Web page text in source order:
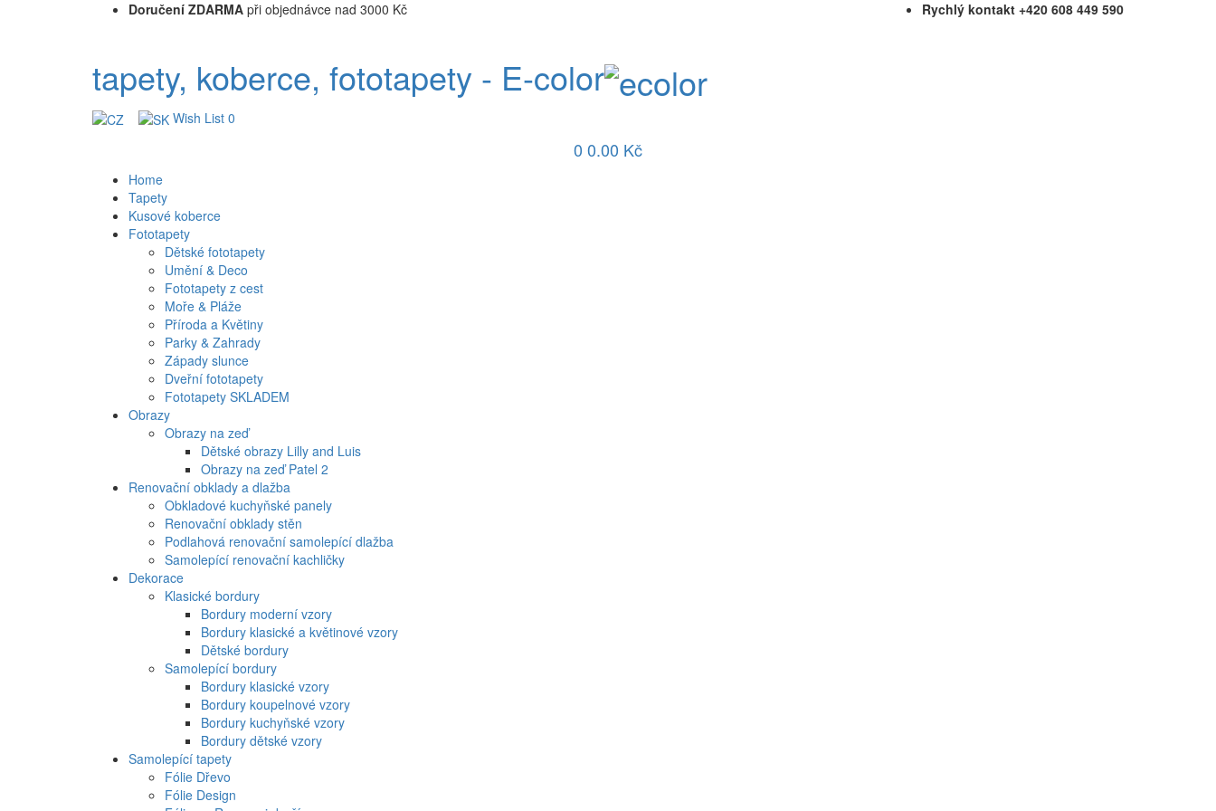
Doručení ZDARMA při objednávce nad 3000 Kč Rychlý kontakt +420 608 449 590
tapety, koberce, fototapety - E-color
Wish List 0
0 0.00 Kč
Home
Tapety
Kusové koberce
Fototapety
Dětské fototapety
Umění & Deco
Fototapety z cest
Moře & Pláže
Příroda a Květiny
Parky & Zahrady
Západy slunce
Dveřní fototapety
Fototapety SKLADEM
Obrazy
Obrazy na zeď
Dětské obrazy Lilly and Luis
Obrazy na zeď Patel 2
Renovační obklady a dlažba
Obkladové kuchyňské panely
Renovační obklady stěn
Podlahová renovační samolepící dlažba
Samolepící renovační kachličky
Dekorace
Klasické bordury
Bordury moderní vzory
Bordury klasické a květinové vzory
Dětské bordury
Samolepící bordury
Bordury klasické vzory
Bordury koupelnové vzory
Bordury kuchyňské vzory
Bordury dětské vzory
Samolepící tapety
Fólie Dřevo
Fólie Design